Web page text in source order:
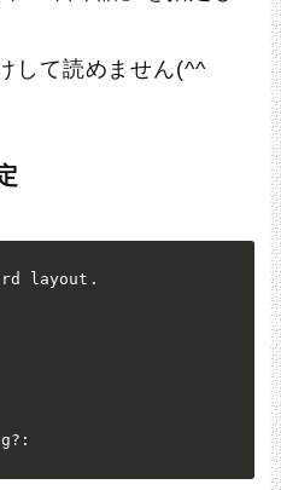
して読めません(^^ゞ
layout.